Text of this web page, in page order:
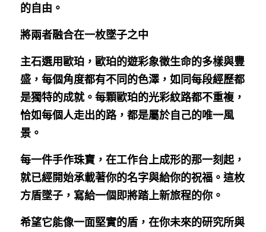
的自由。
將兩者融合在一枚墜子之中
主石選用歐珀，歐珀的遊彩象徵生命的多樣與豐
盛，每個角度都有不同的色澤，如同每段經歷都
是獨特的成就。每顆歐珀的光彩紋路都不重複，
恰如每個人走出的路，都是屬於自己的唯一風
景。
每一件手作珠寶，在工作台上成形的那一刻起，
就已經開始承載著你的名字與給你的祝福。這枚
方盾墜子，寫給一個即將踏上新旅程的你。
希望它能像一面堅實的盾，在你未來的研究所與